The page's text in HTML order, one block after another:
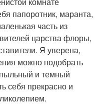
папоротник, маранта,
часть из
царства флоры,
Я уверена,
можно подобрать
пыльный и темный
себя прекрасно и